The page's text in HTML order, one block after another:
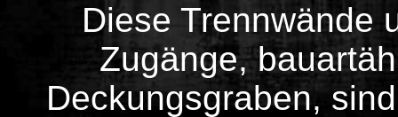
Diese Trennwände
Zugänge,
Deckungsgraben,